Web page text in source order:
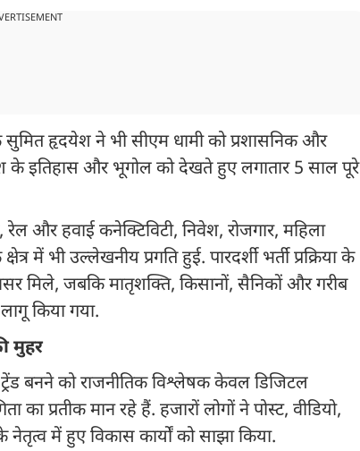
सुमित हृदयेश ने भी सीएम धामी को प्रशासनिक और
के इतिहास और भूगोल को देखते हुए लगातार 5 साल पूरे
और हवाई कनेक्टिविटी, निवेश, रोजगार, महिला
में भी उल्लेखनीय प्रगति हुई. पारदर्शी भर्ती प्रक्रिया के
मिले, जबकि मातृशक्ति, किसानों, सैनिकों और गरीब
किया गया.
मुहर
बनने को राजनीतिक विश्लेषक केवल डिजिटल
प्रतीक मान रहे हैं. हजारों लोगों ने पोस्ट, वीडियो,
में हुए विकास कार्यों को साझा किया.